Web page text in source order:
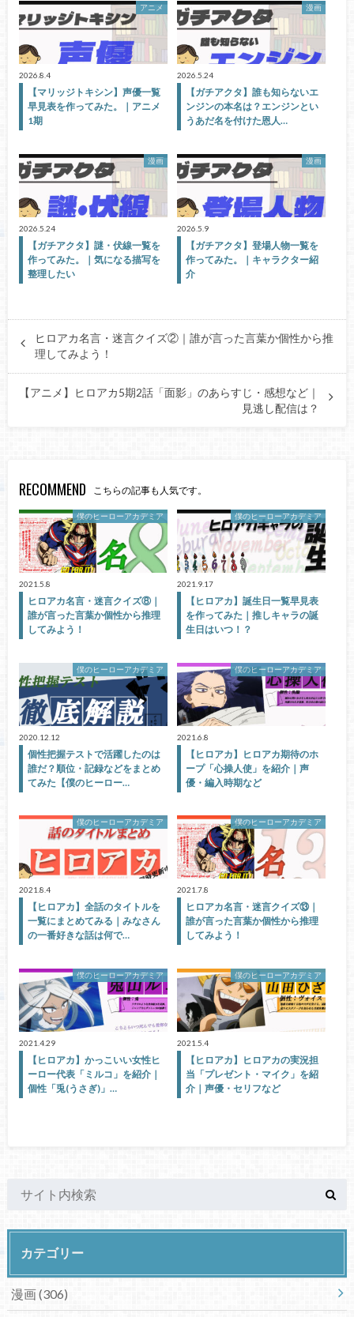
アニメ
2026.8.4
【マリッジトキシン】声優一覧
早見表を作ってみた。｜アニメ
1期
漫画
2026.5.24
【ガチアクタ】誰も知らないエ
ンジンの本名は？エンジンとい
うあだ名を付けた恩人…
漫画
2026.5.24
【ガチアクタ】謎・伏線一覧を
作ってみた。｜気になる描写を
整理したい
漫画
2026.5.9
【ガチアクタ】登場人物一覧を
作ってみた。｜キャラクター紹
介
ヒロアカ名言・迷言クイズ②｜誰が言った言葉か個性から推
理してみよう！
【アニメ】ヒロアカ5期2話「面影」のあらすじ・感想など｜
見逃し配信は？
RECOMMEND こちらの記事も人気です。
僕のヒーローアカデミア
2021.5.8
ヒロアカ名言・迷言クイズ⑧｜
誰が言った言葉か個性から推理
してみよう！
僕のヒーローアカデミア
2021.9.17
【ヒロアカ】誕生日一覧早見表
を作ってみた｜推しキャラの誕
生日はいつ！？
僕のヒーローアカデミア
2020.12.12
個性把握テストで活躍したのは
誰だ？順位・記録などをまとめ
てみた【僕のヒーロー…
僕のヒーローアカデミア
2021.6.8
【ヒロアカ】ヒロアカ期待のホ
ープ「心操人使」を紹介｜声
優・編入時期など
僕のヒーローアカデミア
2021.8.4
【ヒロアカ】全話のタイトルを
一覧にまとめてみる｜みなさん
の一番好きな話は何で…
僕のヒーローアカデミア
2021.7.8
ヒロアカ名言・迷言クイズ⑬｜
誰が言った言葉か個性から推理
してみよう！
僕のヒーローアカデミア
2021.4.29
【ヒロアカ】かっこいい女性ヒ
ーロー代表「ミルコ」を紹介｜
個性「兎(うさぎ)」…
僕のヒーローアカデミア
2021.5.4
【ヒロアカ】ヒロアカの実況担
当「プレゼント・マイク」を紹
介｜声優・セリフなど
カテゴリー
漫画(306)